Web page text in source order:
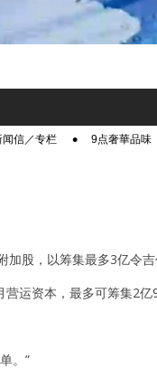
闻信／专栏 9点奢華品味
股，以筹集最多3亿令吉
运资本，最多可筹集2
。”